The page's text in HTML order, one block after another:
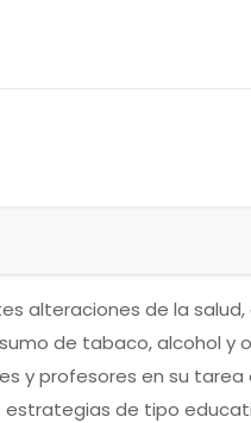
alteraciones de la
de tabaco, alcohol y
y profesores en su
de tipo